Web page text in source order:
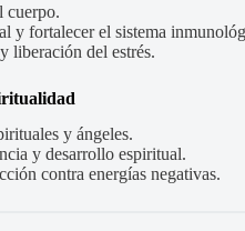
cuerpo.
y fortalecer el sistema
liberación del estrés.
y ángeles.
y desarrollo espiritual.
contra energías negativas.